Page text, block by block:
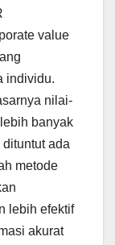
value
individu.
nilai-
banyak
ada
metode
lebih efektif
akurat